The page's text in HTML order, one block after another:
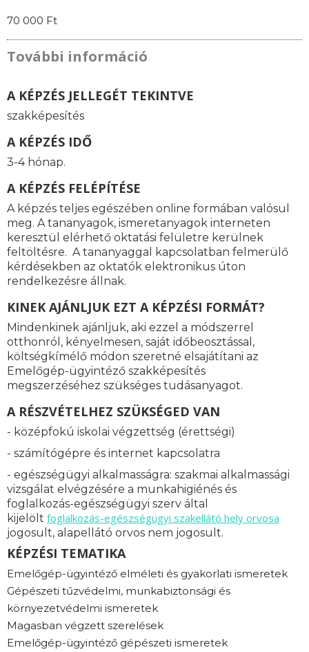
70 000 Ft
További információ
A KÉPZÉS JELLEGÉT TEKINTVE
szakképesítés
A KÉPZÉS IDŐ
3-4 hónap.
A KÉPZÉS FELÉPÍTÉSE
A képzés teljes egészében online formában valósul
meg. A tananyagok, ismeretanyagok interneten
keresztül elérhető oktatási felületre kerülnek
feltöltésre. A tananyaggal kapcsolatban felmerülő
kérdésekben az oktatók elektronikus úton
rendelkezésre állnak.
KINEK AJÁNLJUK EZT A KÉPZÉSI FORMÁT?
Mindenkinek ajánljuk, aki ezzel a módszerrel
otthonról, kényelmesen, saját időbeosztással,
költségkímélő módon szeretné elsajátítani az
Emelőgép-ügyintéző szakképesítés
megszerzéséhez szükséges tudásanyagot.
A RÉSZVÉTELHEZ SZÜKSÉGED VAN
- középfokú iskolai végzettség (érettségi)
- számítógépre és internet kapcsolatra
- egészségügyi alkalmasságra: szakmai alkalmassági
vizsgálat elvégzésére a munkahigiénés és
foglalkozás-egészségügyi szerv által
kijelölt foglalkozás-egészségügyi szakellátó hely orvosa
jogosult, alapellátó orvos nem jogosult.
KÉPZÉSI TEMATIKA
Emelőgép-ügyintéző elméleti és gyakorlati ismeretek
Gépészeti tűzvédelmi, munkabiztonsági és
környezetvédelmi ismeretek
Magasban végzett szerelések
Emelőgép-ügyintéző gépészeti ismeretek